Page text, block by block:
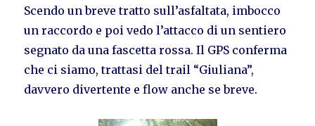
Scendo un breve tratto sull’asfaltata, imbocco
un raccordo e poi vedo l’attacco di un sentiero
segnato da una fascetta rossa. Il GPS conferma
che ci siamo, trattasi del trail “Giuliana”,
davvero divertente e flow anche se breve.